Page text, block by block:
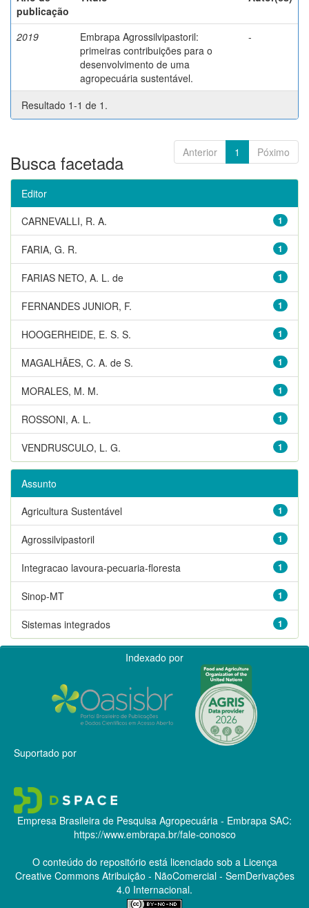
publicação
2019
Embrapa Agrossilvipastoril:
primeiras contribuições para o
desenvolvimento de uma
agropecuária sustentável.
-
Resultado 1-1 de 1.
Anterior 1 Póximo
Busca facetada
Editor
1
CARNEVALLI, R. A.
1
FARIA, G. R.
1
FARIAS NETO, A. L. de
1
FERNANDES JUNIOR, F.
1
HOOGERHEIDE, E. S. S.
1
MAGALHÃES, C. A. de S.
1
MORALES, M. M.
1
ROSSONI, A. L.
1
VENDRUSCULO, L. G.
Assunto
1
Agricultura Sustentável
1
Agrossilvipastoril
1
Integracao lavoura-pecuaria-floresta
1
Sinop-MT
1
Sistemas integrados
Indexado por
Suportado por
Empresa Brasileira de Pesquisa Agropecuária - Embrapa SAC:
https://www.embrapa.br/fale-conosco
O conteúdo do repositório está licenciado sob a Licença
Creative CommonsAtribuição - NãoComercial - SemDerivações
4.0 Internacional.